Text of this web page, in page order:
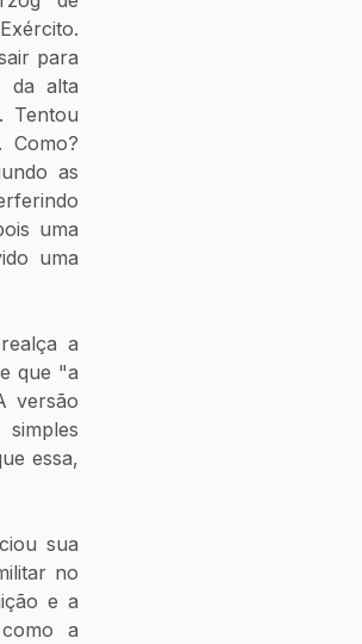
para
da alta
Tentou
Como?
as
uma
uma
a
que "a
versão
essa,
sua
no
e a
a